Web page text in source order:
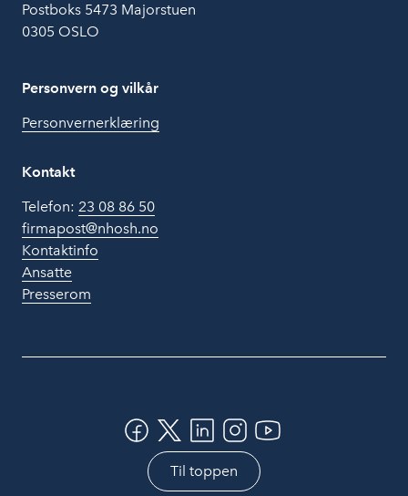
Postboks 5473 Majorstuen
0305 OSLO
Personvern og vilkår
Personvernerklæring
Kontakt
Telefon: 23 08 86 50
firmapost@nhosh.no
Kontaktinfo
Ansatte
Presserom
Til toppen